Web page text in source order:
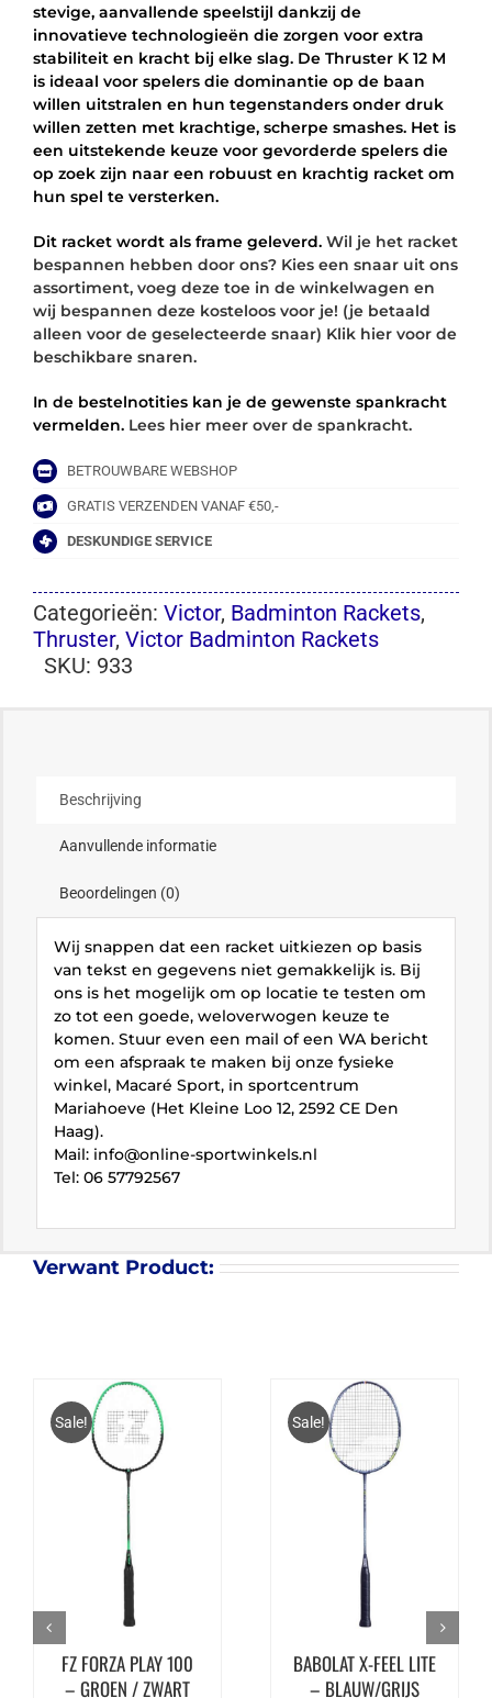
stevige, aanvallende speelstijl dankzij de
innovatieve technologieën die zorgen voor extra
stabiliteit en kracht bij elke slag. De Thruster K 12 M
is ideaal voor spelers die dominantie op de baan
willen uitstralen en hun tegenstanders onder druk
willen zetten met krachtige, scherpe smashes. Het is
een uitstekende keuze voor gevorderde spelers die
op zoek zijn naar een robuust en krachtig racket om
hun spel te versterken.
Dit racket wordt als frame geleverd. Wil je het racket
bespannen hebben door ons? Kies een snaar uit ons
assortiment, voeg deze toe in de winkelwagen en
wij bespannen deze kosteloos voor je! (je betaald
alleen voor de geselecteerde snaar) Klik hier voor de
beschikbare snaren.
In de bestelnotities kan je de gewenste spankracht
vermelden. Lees hier meer over de spankracht.
BETROUWBARE WEBSHOP
GRATIS VERZENDEN VANAF €50,-
DESKUNDIGE SERVICE
Categorieën: Victor, Badminton Rackets,
Thruster, Victor Badminton Rackets
SKU: 933
Beschrijving
Aanvullende informatie
Beoordelingen (0)
Wij snappen dat een racket uitkiezen op basis
van tekst en gegevens niet gemakkelijk is. Bij
ons is het mogelijk om op locatie te testen om
zo tot een goede, weloverwogen keuze te
komen. Stuur even een mail of een WA bericht
om een afspraak te maken bij onze fysieke
winkel, Macaré Sport, in sportcentrum
Mariahoeve (Het Kleine Loo 12, 2592 CE Den
Haag).
Mail: info@online-sportwinkels.nl
Tel: 06 57792567
Verwant Product:
Sale!
FZ FORZA PLAY 100
– GROEN / ZWART
Sale!
BABOLAT X-FEEL LITE
– BLAUW/GRIJS